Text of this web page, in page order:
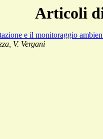
Articoli
e il monitoraggio
V. Vergani